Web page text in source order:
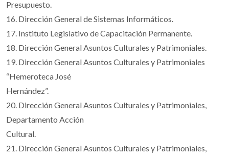
Presupuesto.
16. Dirección General de Sistemas Informáticos.
17. Instituto Legislativo de Capacitación Permanente.
18. Dirección General Asuntos Culturales y Patrimoniales.
19. Dirección General Asuntos Culturales y Patrimoniales
“Hemeroteca José
Hernández”.
20. Dirección General Asuntos Culturales y Patrimoniales,
Departamento Acción
Cultural.
21. Dirección General Asuntos Culturales y Patrimoniales,